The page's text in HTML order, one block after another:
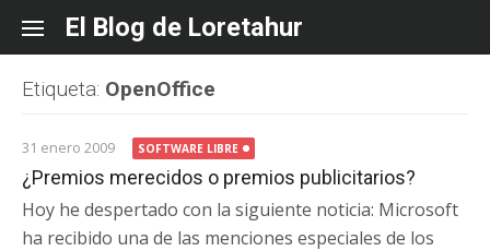
content
El Blog de Loretahur
Etiqueta: OpenOffice
31 enero 2009 SOFTWARE LIBRE
¿Premios merecidos o premios publicitarios?
Hoy he despertado con la siguiente noticia: Microsoft
ha recibido una de las menciones especiales de los